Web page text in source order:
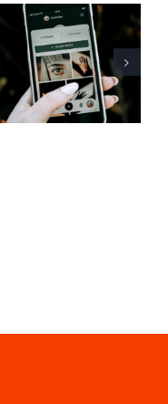
Bedste
praksis for
brug af
augmented
reality-filtre
på sociale